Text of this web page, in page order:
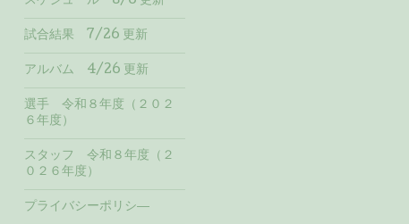
試合結果 7/26 更新
アルバム 4/26 更新
選手 令和８年度（２０２
６年度）
スタッフ 令和８年度（２
０２６年度）
プライバシーポリシ―